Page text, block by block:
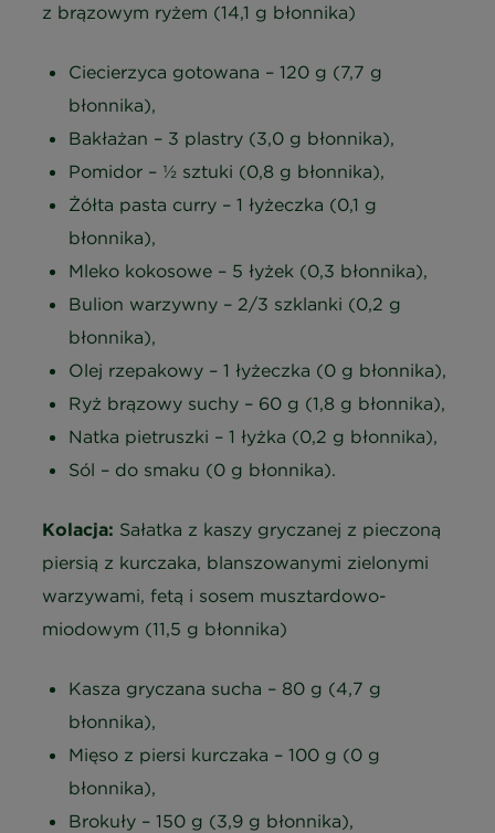
z brązowym ryżem (14,1 g błonnika)
Ciecierzyca gotowana – 120 g (7,7 g
błonnika),
Bakłażan – 3 plastry (3,0 g błonnika),
Pomidor – ½ sztuki (0,8 g błonnika),
Żółta pasta curry – 1 łyżeczka (0,1 g
błonnika),
Mleko kokosowe – 5 łyżek (0,3 błonnika),
Bulion warzywny – 2/3 szklanki (0,2 g
błonnika),
Olej rzepakowy – 1 łyżeczka (0 g błonnika),
Ryż brązowy suchy – 60 g (1,8 g błonnika),
Natka pietruszki – 1 łyżka (0,2 g błonnika),
Sól – do smaku (0 g błonnika).
Kolacja: Sałatka z kaszy gryczanej z pieczoną
piersią z kurczaka, blanszowanymi zielonymi
warzywami, fetą i sosem musztardowo-
miodowym (11,5 g błonnika)
Kasza gryczana sucha – 80 g (4,7 g
błonnika),
Mięso z piersi kurczaka – 100 g (0 g
błonnika),
Brokuły – 150 g (3,9 g błonnika),